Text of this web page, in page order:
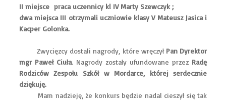
II miejsce praca uczennicy kl IV Marty Szewczyk ;
dwa miejsca III otrzymali uczniowie klasy V Mateusz Jasica i
Kacper Golonka.
Zwycięzcy dostali nagrody, które wręczył Pan Dyrektor
mgr Paweł Ciuła. Nagrody zostały ufundowane przez Radę
Rodziców Zespołu Szkół w Mordarce, której serdecznie
dziękuję.
Mam nadzieję, że konkurs będzie nadal cieszył się tak